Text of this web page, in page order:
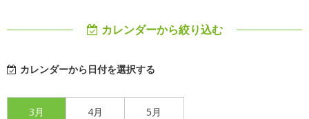
カレンダーから絞り込む
カレンダーから日付を選択する
3月 4月 5月